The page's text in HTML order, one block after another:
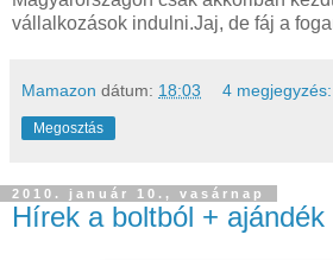
vállalkozások indulni.Jaj, de fáj a
Mamazon dátum: 18:03 4 megjegyzés:
Megosztás
2010. január 10., vasárnap
Hírek a boltból +